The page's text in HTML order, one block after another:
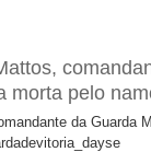
da Guarda